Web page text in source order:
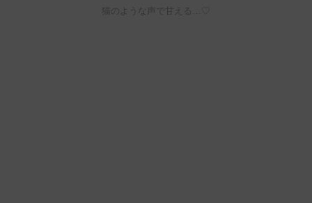
猫のような声で甘える…♡